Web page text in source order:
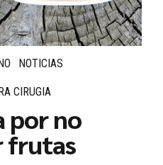
NOTICIAS
CIRUGIA
por no
frutas